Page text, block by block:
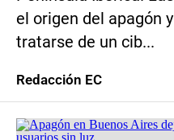
el origen del apagón
tratarse de un cib...
Redacción EC